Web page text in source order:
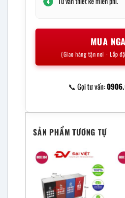
4
MUA
(Giao hàng tận nơi - Lắp
📞 Gọi tư vấn:
SẢN PHẨM TƯƠNG TỰ